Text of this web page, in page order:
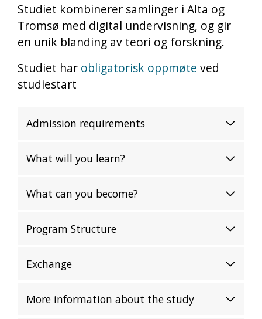
Studiet kombinerer samlinger i Alta og
Tromsø med digital undervisning, og gir
en unik blanding av teori og forskning.
Studiet har obligatorisk oppmøte ved
studiestart
Admission requirements
What will you learn?
What can you become?
Program Structure
Exchange
More information about the study